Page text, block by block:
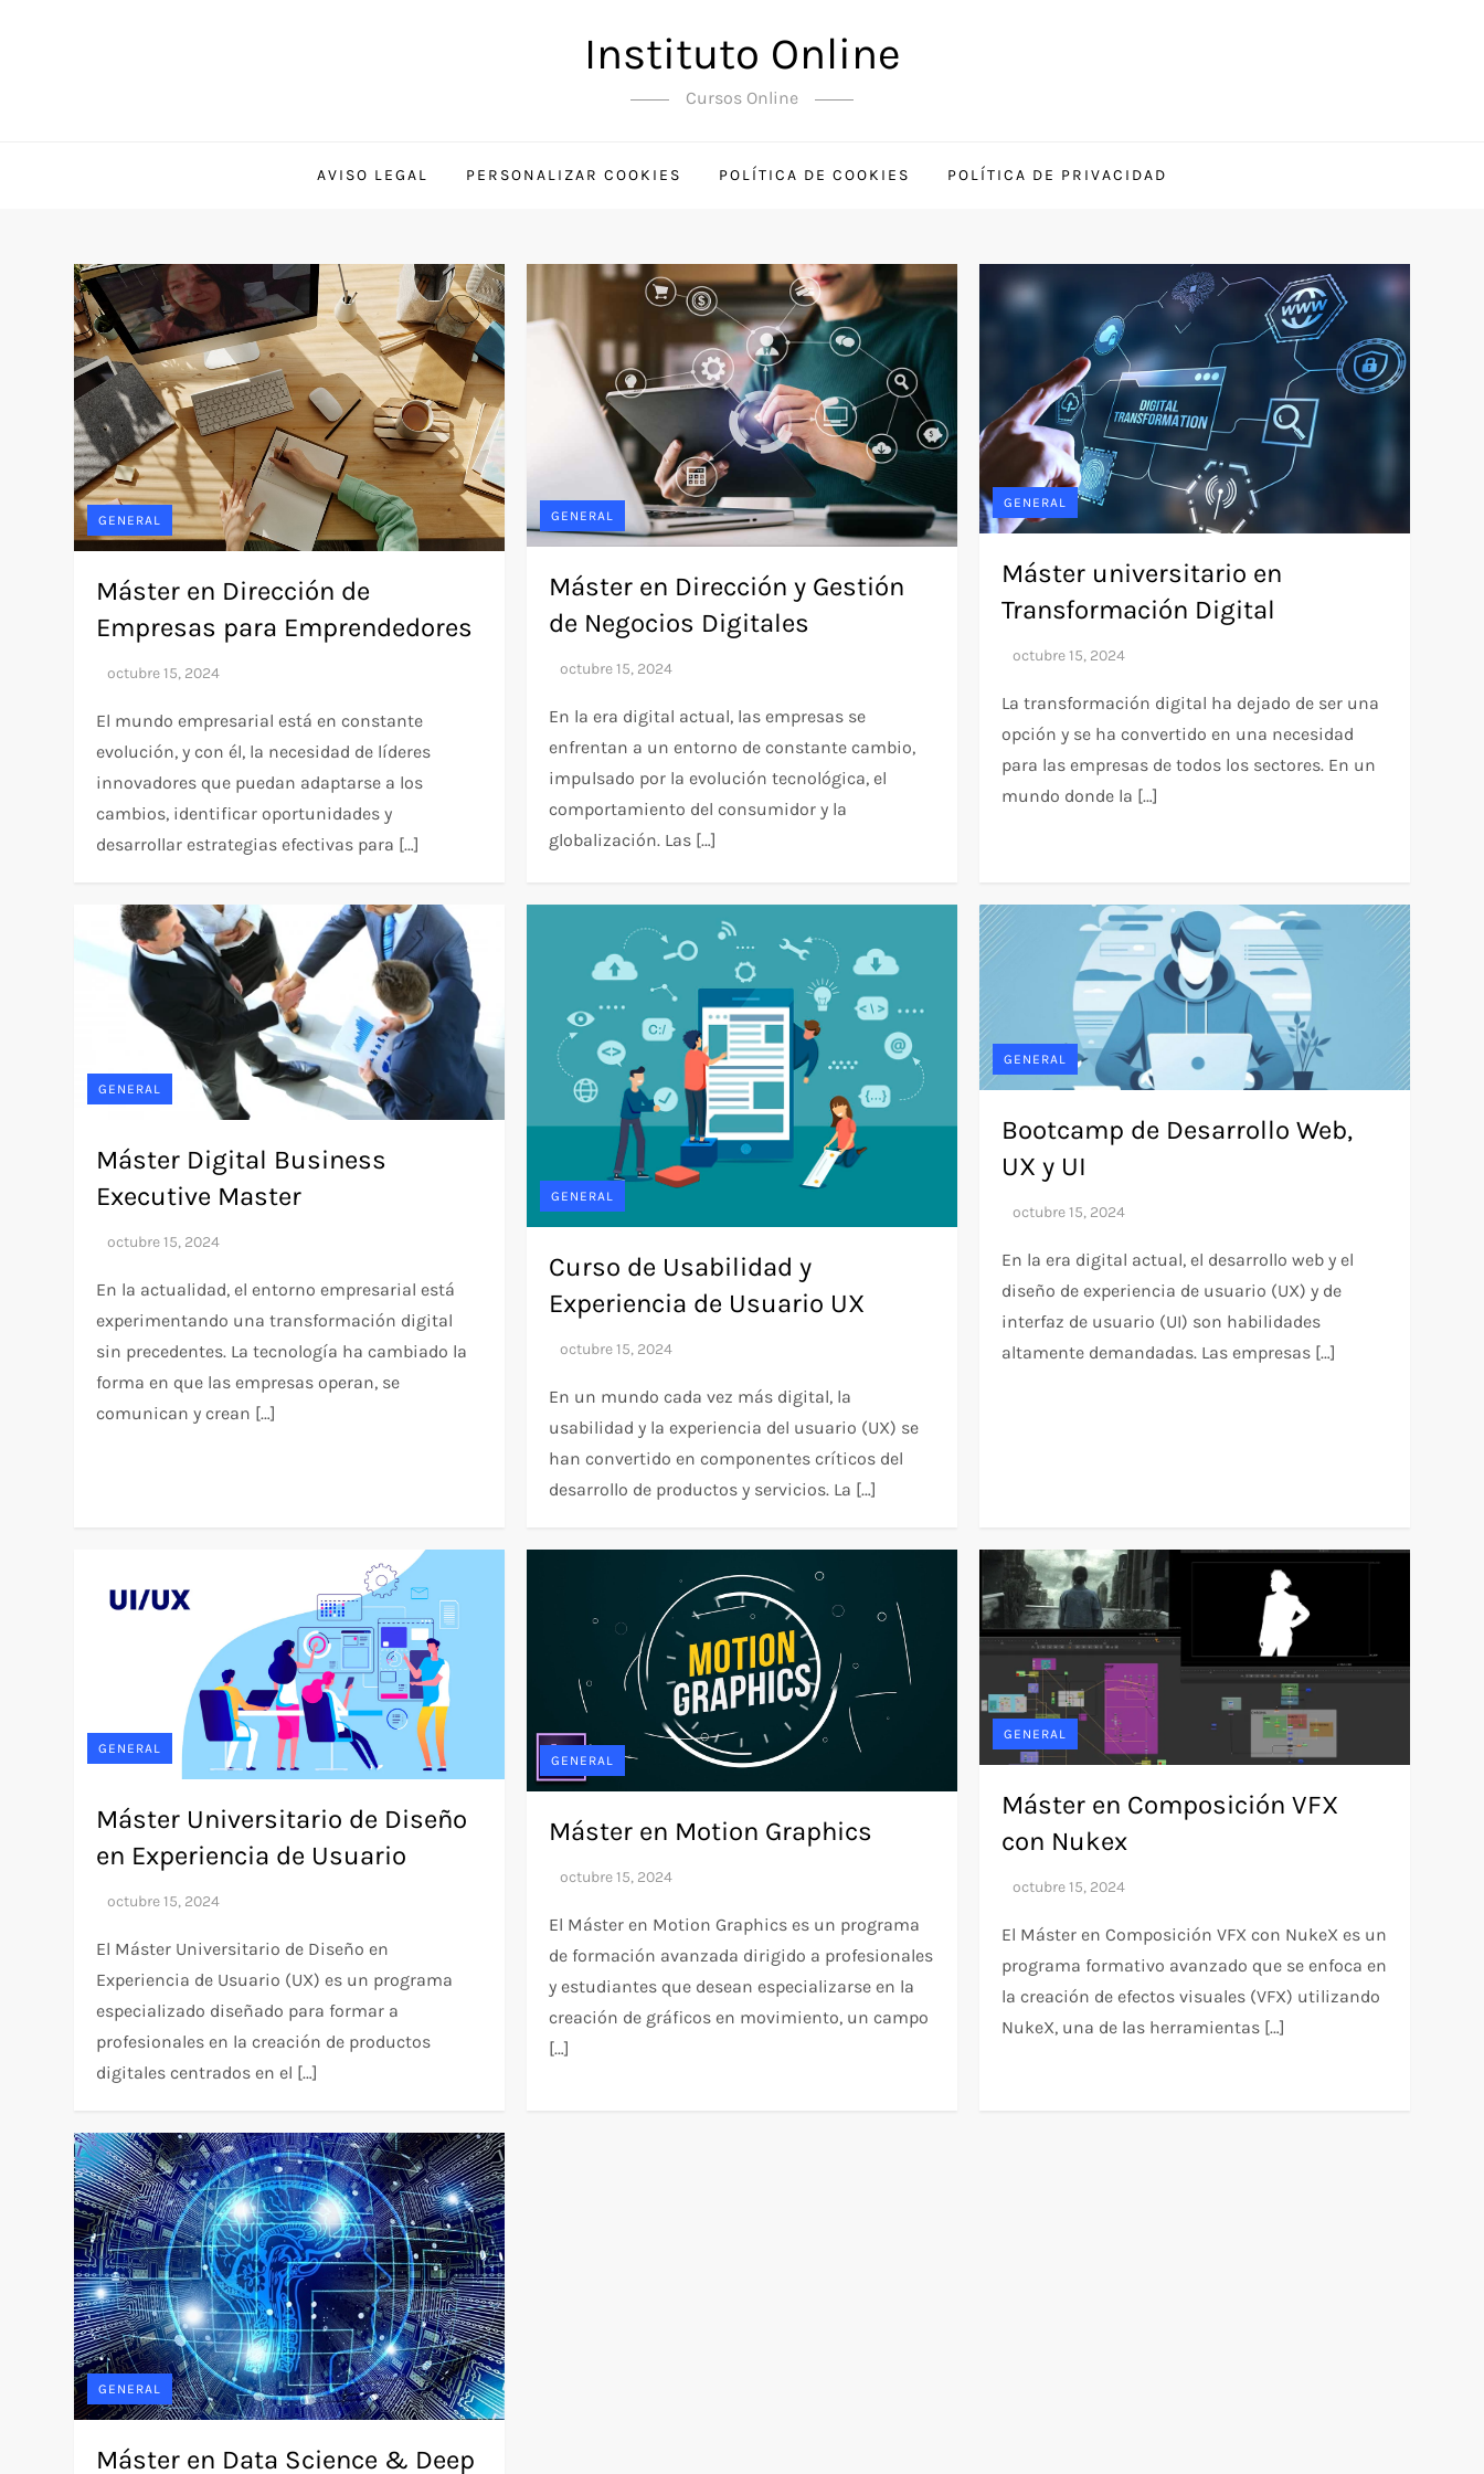
Instituto Online
Cursos Online
AVISO LEGAL PERSONALIZAR COOKIES POLÍTICA DE COOKIES POLÍTICA DE PRIVACIDAD
GENERAL
Máster en Dirección de
Empresas para Emprendedores
El mundo empresarial está en constante
evolución, y con él, la necesidad de líderes
innovadores que puedan adaptarse a los
cambios, identificar oportunidades y
desarrollar estrategias efectivas para […]
GENERAL
Máster en Dirección y Gestión
de Negocios Digitales
En la era digital actual, las empresas se
enfrentan a un entorno de constante cambio,
impulsado por la evolución tecnológica, el
comportamiento del consumidor y la
globalización. Las […]
GENERAL
Máster universitario en
Transformación Digital
La transformación digital ha dejado de ser una
opción y se ha convertido en una necesidad
para las empresas de todos los sectores. En un
mundo donde la […]
GENERAL
Máster Digital Business
Executive Master
En la actualidad, el entorno empresarial está
experimentando una transformación digital
sin precedentes. La tecnología ha cambiado la
forma en que las empresas operan, se
comunican y crean […]
GENERAL
Curso de Usabilidad y
Experiencia de Usuario UX
En un mundo cada vez más digital, la
usabilidad y la experiencia del usuario (UX) se
han convertido en componentes críticos del
desarrollo de productos y servicios. La […]
GENERAL
Bootcamp de Desarrollo Web,
UX y UI
En la era digital actual, el desarrollo web y el
diseño de experiencia de usuario (UX) y de
interfaz de usuario (UI) son habilidades
altamente demandadas. Las empresas […]
GENERAL
Máster Universitario de Diseño
en Experiencia de Usuario
El Máster Universitario de Diseño en
Experiencia de Usuario (UX) es un programa
especializado diseñado para formar a
profesionales en la creación de productos
digitales centrados en el […]
GENERAL
Máster en Motion Graphics
El Máster en Motion Graphics es un programa
de formación avanzada dirigido a profesionales
y estudiantes que desean especializarse en la
creación de gráficos en movimiento, un campo
[…]
GENERAL
Máster en Composición VFX
con Nukex
El Máster en Composición VFX con NukeX es un
programa formativo avanzado que se enfoca en
la creación de efectos visuales (VFX) utilizando
NukeX, una de las herramientas […]
GENERAL
Máster en Data Science & Deep